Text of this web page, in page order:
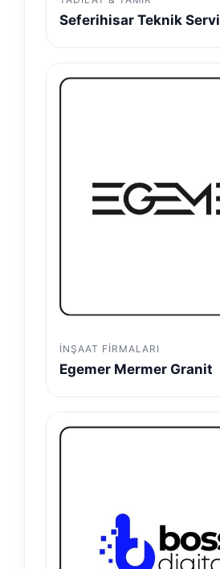
Seferihisar Teknik
İNŞAAT FIRMALARI
Egemer Mermer Granit